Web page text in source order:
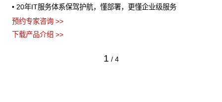
• 20年IT服务体系保驾护航，懂部署，更懂企业级服务
预约专家咨询 >>
下载产品介绍 >>
1 / 4